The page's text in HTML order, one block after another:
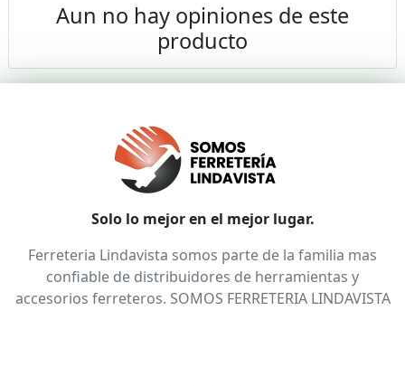
Aun no hay opiniones de este
producto
Solo lo mejor en el mejor lugar.
Ferreteria Lindavista somos parte de la familia mas
confiable de distribuidores de herramientas y
accesorios ferreteros. SOMOS FERRETERIA LINDAVISTA